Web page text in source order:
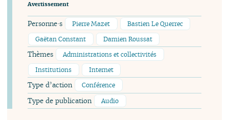
Avertissement
Personne·s Pierre Mazet
Bastien Le Querrec
Gaëtan Constant
Damien Roussat
Thèmes
Administrations et collectivités
Institutions
Internet
Type d’action Conférence
Type de publication Audio